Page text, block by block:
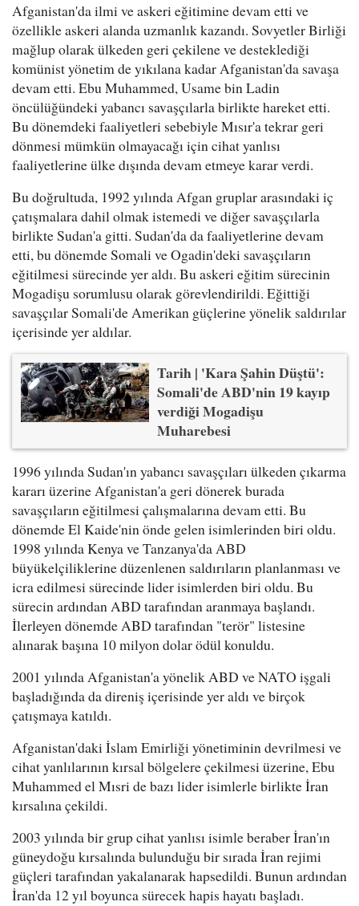
Afganistan'da ilmi ve askeri eğitimine devam etti ve
özellikle askeri alanda uzmanlık kazandı. Sovyetler Birliği
mağlup olarak ülkeden geri çekilene ve desteklediği
komünist yönetim de yıkılana kadar Afganistan'da savaşa
devam etti. Ebu Muhammed, Usame bin Ladin
öncülüğündeki yabancı savaşçılarla birlikte hareket etti.
Bu dönemdeki faaliyetleri sebebiyle Mısır'a tekrar geri
dönmesi mümkün olmayacağı için cihat yanlısı
faaliyetlerine ülke dışında devam etmeye karar verdi.
Bu doğrultuda, 1992 yılında Afgan gruplar arasındaki iç
çatışmalara dahil olmak istemedi ve diğer savaşçılarla
birlikte Sudan'a gitti. Sudan'da da faaliyetlerine devam
etti, bu dönemde Somali ve Ogadin'deki savaşçıların
eğitilmesi sürecinde yer aldı. Bu askeri eğitim sürecinin
Mogadişu sorumlusu olarak görevlendirildi. Eğittiği
savaşçılar Somali'de Amerikan güçlerine yönelik saldırılar
içerisinde yer aldılar.
Tarih | 'Kara Şahin Düştü':
Somali'de ABD'nin 19 kayıp
verdiği Mogadişu
Muharebesi
1996 yılında Sudan'ın yabancı savaşçıları ülkeden çıkarma
kararı üzerine Afganistan'a geri dönerek burada
savaşçıların eğitilmesi çalışmalarına devam etti. Bu
dönemde El Kaide'nin önde gelen isimlerinden biri oldu.
1998 yılında Kenya ve Tanzanya'da ABD
büyükelçiliklerine düzenlenen saldırıların planlanması ve
icra edilmesi sürecinde lider isimlerden biri oldu. Bu
sürecin ardından ABD tarafından aranmaya başlandı.
İlerleyen dönemde ABD tarafından "terör" listesine
alınarak başına 10 milyon dolar ödül konuldu.
2001 yılında Afganistan'a yönelik ABD ve NATO işgali
başladığında da direniş içerisinde yer aldı ve birçok
çatışmaya katıldı.
Afganistan'daki İslam Emirliği yönetiminin devrilmesi ve
cihat yanlılarının kırsal bölgelere çekilmesi üzerine, Ebu
Muhammed el Mısri de bazı lider isimlerle birlikte İran
kırsalına çekildi.
2003 yılında bir grup cihat yanlısı isimle beraber İran'ın
güneydoğu kırsalında bulunduğu bir sırada İran rejimi
güçleri tarafından yakalanarak hapsedildi. Bunun ardından
İran'da 12 yıl boyunca sürecek hapis hayatı başladı.